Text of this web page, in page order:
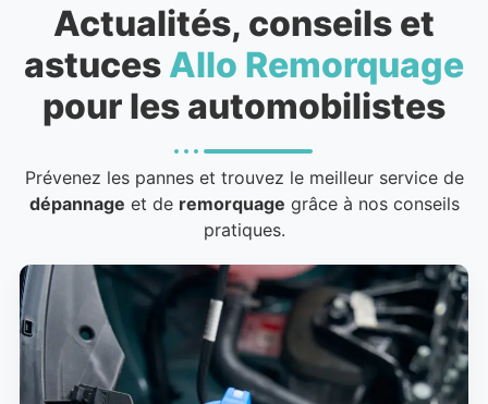
Actualités, conseils et
astuces Allo Remorquage
pour les automobilistes
Prévenez les pannes et trouvez le meilleur service de
dépannage et de remorquage grâce à nos conseils
pratiques.